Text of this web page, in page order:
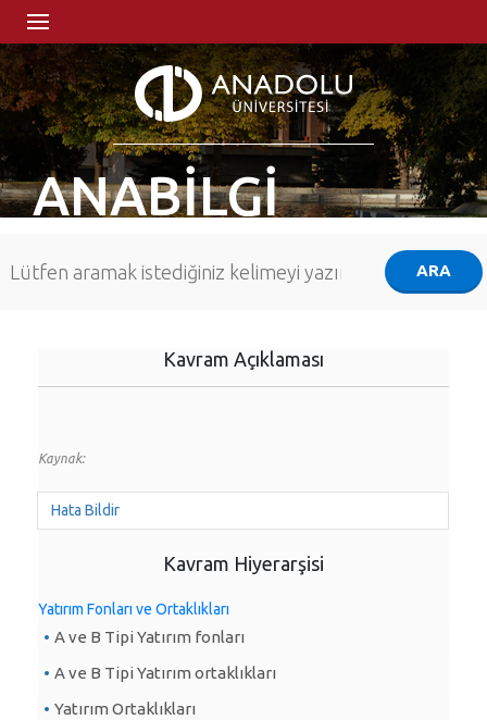
ANABİLGİ
Kavram Açıklaması
Kaynak:
Hata Bildir
Kavram Hiyerarşisi
Yatırım Fonları ve Ortaklıkları
A ve B Tipi Yatırım fonları
A ve B Tipi Yatırım ortaklıkları
Yatırım Ortaklıkları